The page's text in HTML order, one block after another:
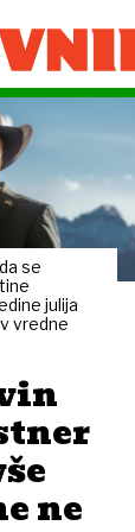
se
julija
vredne
ne